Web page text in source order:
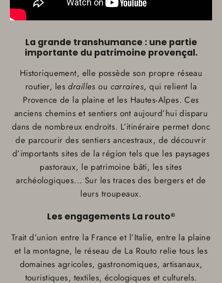
La grande transhumance : une partie
importante du patrimoine provençal.
Historiquement, elle possède son propre réseau
routier, lesdrailles ou carraires, qui relient la
Provence de la plaine et les Hautes-Alpes. Ces
anciens chemins et sentiers ont aujourd’hui disparu
dans de nombreux endroits. L’itinéraire permet donc
de parcourir des sentiers ancestraux, de découvrir
d’importants sites de la région tels que les paysages
pastoraux, le patrimoine bâti, les sites
archéologiques... Sur les traces des bergers et de
leurs troupeaux.
Les engagements La routo®
Trait d’union entre la France et l’Italie, entre la plaine
et la montagne, le réseau de La Routo relie tous les
domaines agricoles, gastronomiques, artisanaux,
touristiques, textiles, écologiques et culturels.